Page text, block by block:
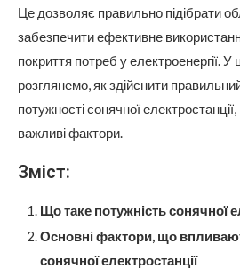
Це дозволяє правильно підібрати
забезпечити ефективне
покриття потреб у електроенергії. У
розглянемо, як здійснити
потужності сонячної
важливі фактори.
Зміст:
Що таке потужність сонячної
Основні фактори, що
сонячної електростанції